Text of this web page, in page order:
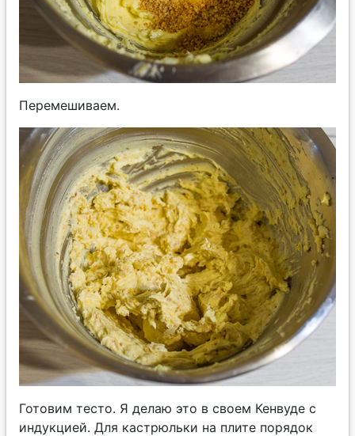
Перемешиваем.
Готовим тесто. Я делаю это в своем Кенвуде с
индукцией. Для кастрюльки на плите порядок